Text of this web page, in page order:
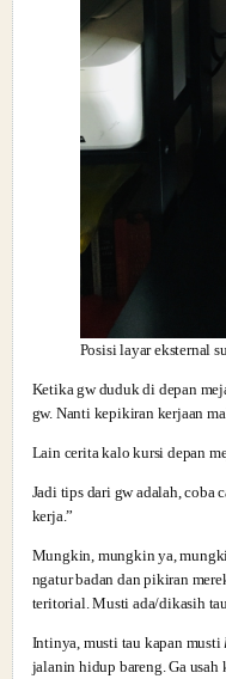
Posisi layar eksternal
Ketika gw duduk di depan
gw. Nanti kepikiran kerjaan
Lain cerita kalo kursi depan
Jadi tips dari gw adalah, coba
kerja.”
Mungkin, mungkin ya,
ngatur badan dan pikiran
teritorial. Musti ada/dikasih
Intinya, musti tau kapan musti
jalanin hidup bareng. Ga